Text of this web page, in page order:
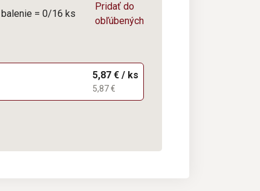
balenie = 0/16 ks
Pridať do
obľúbených
5,87 € / ks
5,87 €